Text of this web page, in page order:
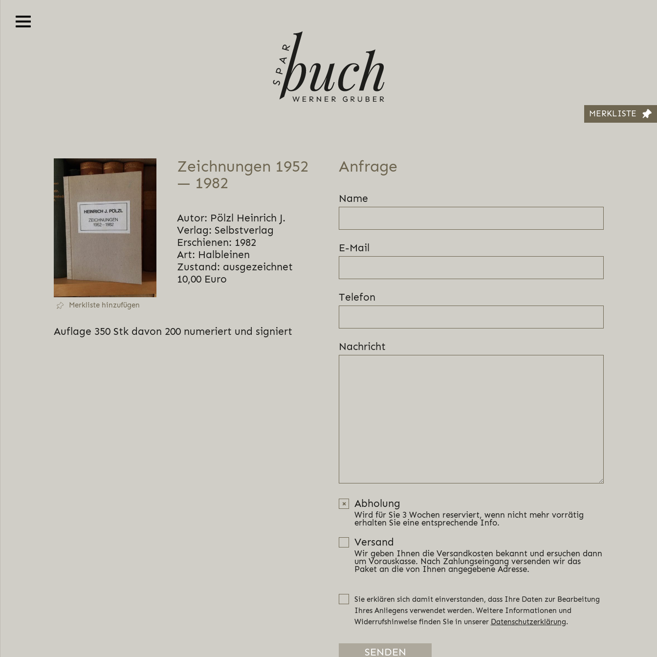
Merkliste hinzufügen
Zeich­nun­gen 1952
— 1982
Autor: Pölzl Heinrich J.
Verlag: Selbstverlag
Erschienen: 1982
Art: Halbleinen
Zustand: ausgezeichnet
10,00 Euro
Auflage 350 Stk davon 200 numeriert und signiert
Anfrage
Name
E-Mail
Telefon
Nachricht
Abholung
Wird für Sie 3 Wochen reserviert, wenn nicht mehr vorrätig
erhalten Sie eine entsprechende Info.
Versand
Wir geben Ihnen die Versandkosten bekannt und ersuchen dann
um Vorauskasse. Nach Zahlungseingang versenden wir das
Paket an die von Ihnen angegebene Adresse.
Sie erklären sich damit einverstanden, dass Ihre Daten zur Bearbeitung
Ihres Anliegens verwendet werden. Weitere Informationen und
Widerrufshinweise finden Sie in unserer Datenschutzerklärung.
MERKLISTE